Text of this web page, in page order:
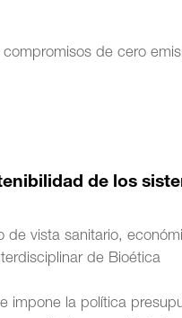
de cero
de los
vista sanitario,
de Bioética
impone la política